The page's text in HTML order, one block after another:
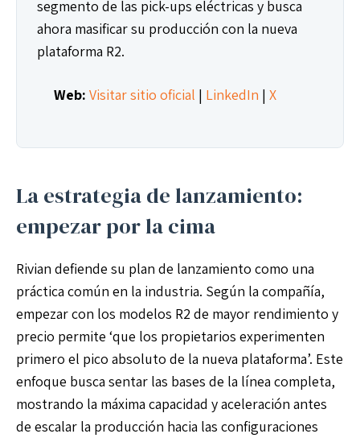
segmento de las pick-ups eléctricas y busca
ahora masificar su producción con la nueva
plataforma R2.
Web: Visitar sitio oficial | LinkedIn | X
La estrategia de lanzamiento:
empezar por la cima
Rivian defiende su plan de lanzamiento como una
práctica común en la industria. Según la compañía,
empezar con los modelos R2 de mayor rendimiento y
precio permite ‘que los propietarios experimenten
primero el pico absoluto de la nueva plataforma’. Este
enfoque busca sentar las bases de la línea completa,
mostrando la máxima capacidad y aceleración antes
de escalar la producción hacia las configuraciones